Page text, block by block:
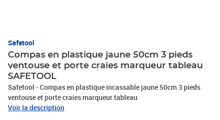
Safetool
Compas en plastique jaune 50cm 3 pieds
ventouse et porte craies marqueur tableau
SAFETOOL
Safetool - Compas en plastique incassable jaune 50cm 3 pieds
ventouse et porte craies marqueur tableau
Voir la description